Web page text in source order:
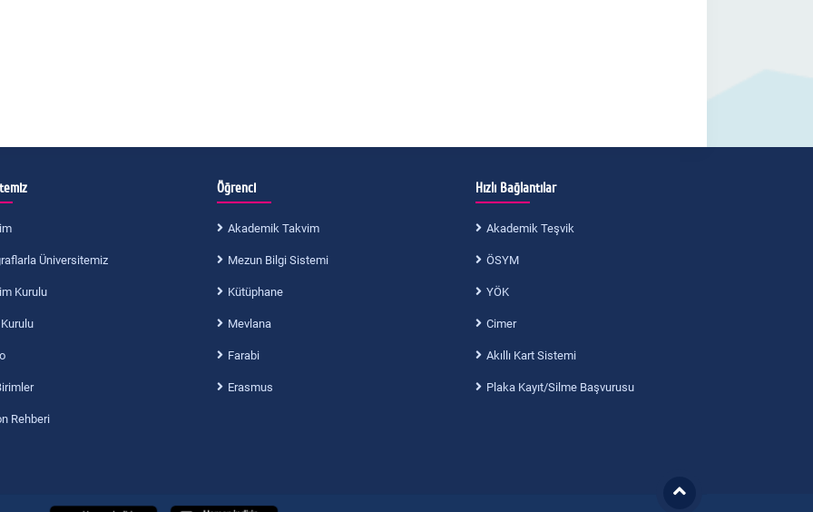
Üniversitemiz
Kurulu
Rehberi
Öğrenci
Akademik Takvim
Mezun Bilgi Sistemi
Kütüphane
Mevlana
Farabi
Erasmus
Hızlı Bağlantılar
Akademik Teşvik
ÖSYM
YÖK
Cimer
Akıllı Kart Sistemi
Plaka Kayıt/Silme Başvurusu